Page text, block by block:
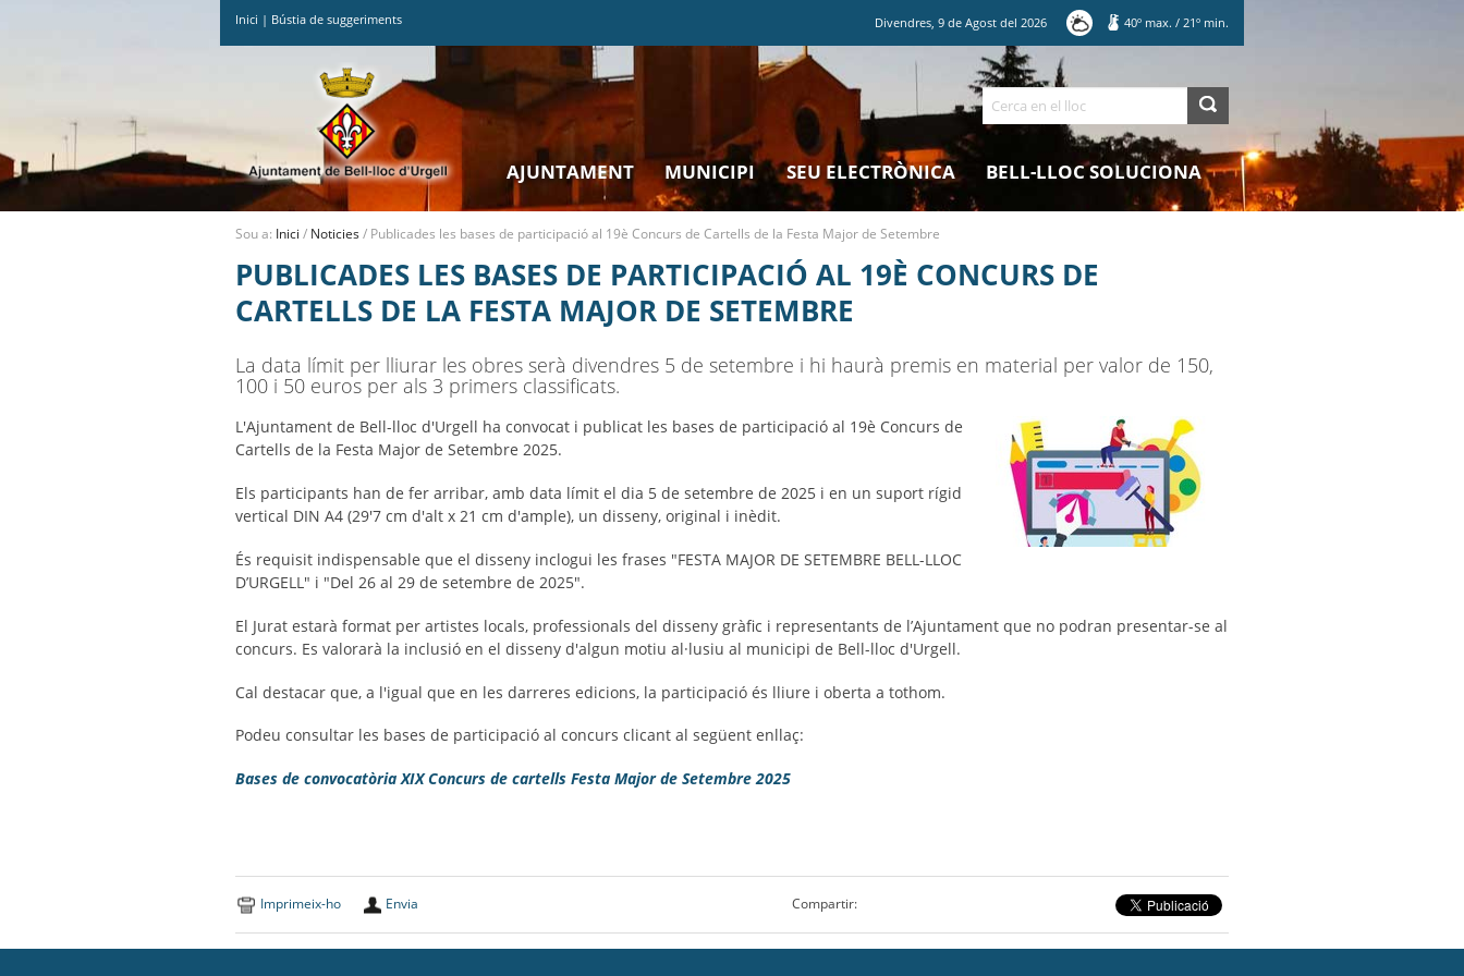
Inici | Bústia de suggeriments Divendres,9 deAgost del2026 40º max. / 21º min.
Cerca
AJUNTAMENT MUNICIPI SEU ELECTRÒNICA BELL-LLOC SOLUCIONA
Sou a: Inici / Noticies/ Publicades les bases de participació al 19è Concurs de Cartells de la Festa Major de Setembre
PUBLICADES LES BASES DE PARTICIPACIÓ AL 19È CONCURS DE
CARTELLS DE LA FESTA MAJOR DE SETEMBRE
La data límit per lliurar les obres serà divendres 5 de setembre i hi haurà premis en material per valor de 150,
100 i 50 euros per als 3 primers classificats.
L'Ajuntament de Bell-lloc d'Urgell ha convocat i publicat les bases de participació al 19è Concurs de
Cartells de la Festa Major de Setembre 2025.
Els participants han de fer arribar, amb data límit el dia 5 de setembre de 2025 i en un suport rígid
vertical DIN A4 (29'7 cm d'alt x 21 cm d'ample), un disseny, original i inèdit.
És requisit indispensable que el disseny inclogui les frases "FESTA MAJOR DE SETEMBRE BELL-LLOC
D’URGELL" i "Del 26 al 29 de setembre de 2025".
El Jurat estarà format per artistes locals, professionals del disseny gràfic i representants de l’Ajuntament que no podran presentar-se al
concurs. Es valorarà la inclusió en el disseny d'algun motiu al·lusiu al municipi de Bell-lloc d'Urgell.
Cal destacar que, a l'igual que en les darreres edicions, la participació és lliure i oberta a tothom.
Podeu consultar les bases de participació al concurs clicant al següent enllaç:
Bases de convocatòria XIX Concurs de cartells Festa Major de Setembre 2025
Imprimeix-ho Envia Compartir: